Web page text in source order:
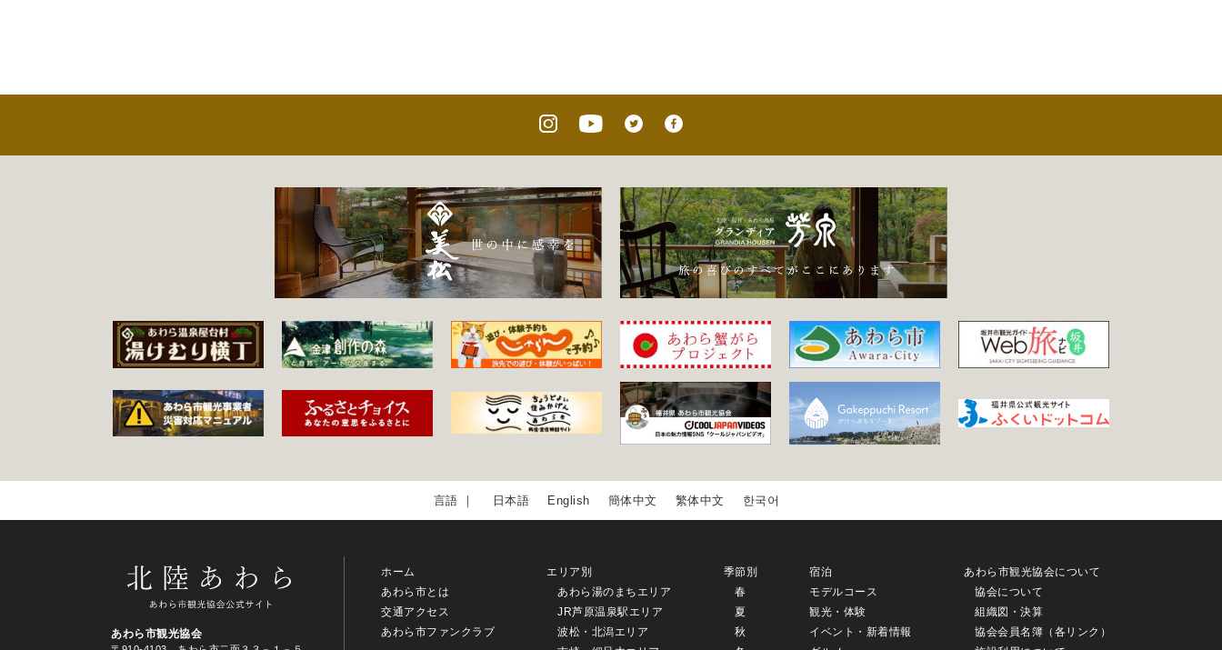
日本語 English 簡体中文 繁体中文 한국어
あわら市観光協会
ホーム
あわら市とは
交通アクセス
あわら市ファンクラブ
エリア別
あわら湯のまちエリア
JR芦原温泉駅エリア
波松・北潟エリア
季節別
春
夏
秋
宿泊
モデルコース
観光・体験
イベント・新着情報
あわら市観光協会について
協会について
組織図・決算
協会会員名簿（各リンク）